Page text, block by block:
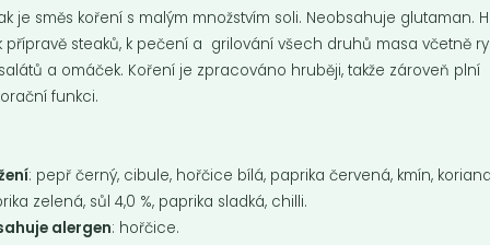
V české kuchyni se používá
kuchyně. V české kuchyni se
je směs koření s malým množstvím soli. Neobsahuje glutaman.
přípravě steaků, k pečení a grilování všech druhů masa včetně
a omáček. Koření je zpracováno hruběji, takže zároveň plní
funkci.
: pepř černý, cibule, hořčice bílá, paprika červená, kmín,
zelená, sůl 4,0 %, paprika sladká, chilli.
alergen: hořčice.